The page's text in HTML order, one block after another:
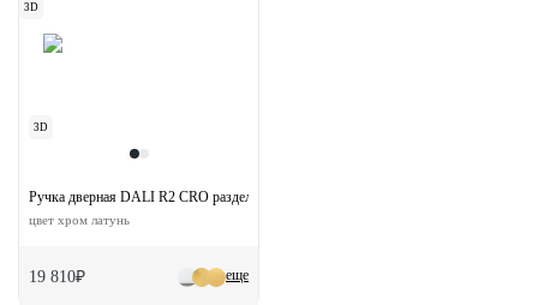
3D
3D
еще
Ручка дверная DALI R2 CRO раздельная на круглой розетке
цвет хром латунь
19 810₽